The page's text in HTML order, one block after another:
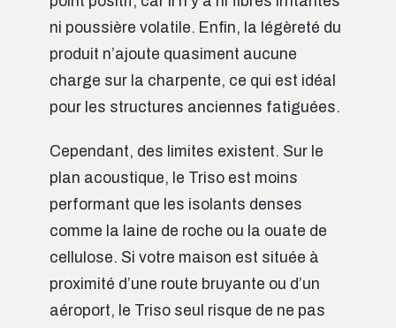
ni poussière volatile. Enfin, la légèreté du
produit n’ajoute quasiment aucune
charge sur la charpente, ce qui est idéal
pour les structures anciennes fatiguées.
Cependant, des limites existent. Sur le
plan acoustique, le Triso est moins
performant que les isolants denses
comme la laine de roche ou la ouate de
cellulose. Si votre maison est située à
proximité d’une route bruyante ou d’un
aéroport, le Triso seul risque de ne pas